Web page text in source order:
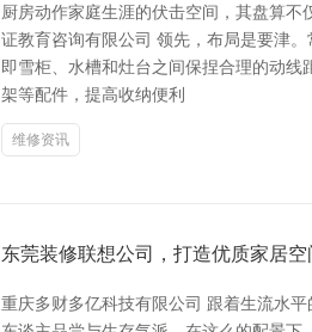
厨房动作家庭生涯的伏击空间，其盘算
证教育咨询有限公司 领先，布局是要津。
即雪柜、水槽和灶台之间保捏合理的动
架等配件，提高收纳便利
维修资讯
东莞装修联想公司，打造优质家居空
重庆多财多亿科技有限公司 跟着生流水